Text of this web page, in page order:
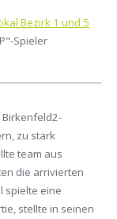
Bezirk 1 und 5
Spieler
zu stark
team aus
die arrivierten
spielte eine
stellte in seinen